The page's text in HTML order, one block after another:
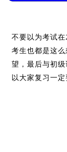
不要以为考试在
考生也都是这
望，最后与初级
以大家复习一定